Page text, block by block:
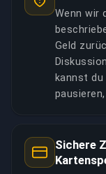
Wenn wir
Geld
kannst
Sichere